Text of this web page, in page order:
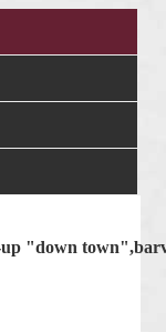
up "down